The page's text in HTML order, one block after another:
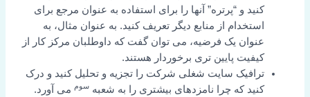
کنید و “پرتره” آنها را برای استفاده به عنوان مرجع برای
استخدام از منابع دیگر تعریف کنید. به عنوان مثال، به
عنوان یک فرضیه، می توان گفت که داوطلبان مرکز کار از
کیفیت پایین تری برخوردار هستند.
ترافیک سایت شغلی شرکت را تجزیه و تحلیل کنید و درک
کنید که چرا نامزدهای بیشتری را به شعبهسوم می آورد.